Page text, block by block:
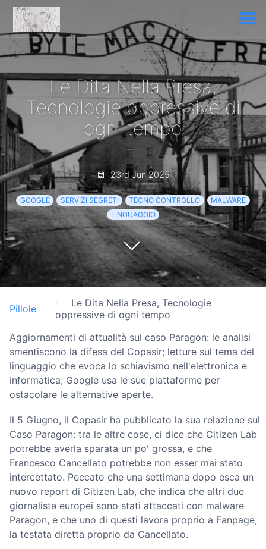
Le Dita Nella Presa,
Tecnologie oppressive di
ogni tempo
23rd Jun 2025
GOOGLE SERVIZI SEGRETI TECNO CONTROLLO
MALWARE
LINGUAGGIO
Pillole
Le Dita Nella Presa, Tecnologie
oppressive di ogni tempo
Aggiornamenti di attualità sul caso Paragon: le analisi
smentiscono la difesa del Copasir; letture sul tema del
linguaggio che evoca lo schiavismo nell'elettronica e
informatica; Google usa le sue piattaforme per
ostacolare le alternative aperte.
Il 5 Giugno, il Copasir ha pubblicato la sua relazione sul
Caso Paragon: tra le altre cose, ci dice che Citizen Lab
potrebbe averla sparata un po' grossa, e che
Francesco Cancellato potrebbe non esser mai stato
intercettato. Peccato che una settimana dopo esca un
nuovo report di Citizen Lab, che indica che altri due
giornalistə europei sono stati attaccati con malware
Paragon, e che uno di questi lavora proprio a Fanpage,
la testata diretta proprio da Cancellato.